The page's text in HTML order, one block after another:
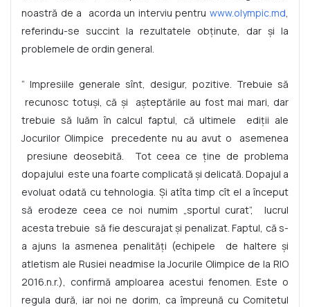
noastră de a acorda un interviu pentru www.olympic.md,
referindu-se succint la rezultatele obținute, dar și la
problemele de ordin general.
“ Impresiile generale sînt, desigur, pozitive. Trebuie să
recunosc totuși, că și așteptările au fost mai mari, dar
trebuie să luăm în calcul faptul, că ultimele ediții ale
Jocurilor Olimpice precedente nu au avut o asemenea
presiune deosebită. Tot ceea ce ține de problema
dopajului este una foarte complicată și delicată. Dopajul a
evoluat odată cu tehnologia. Și atîta timp cît el a început
să erodeze ceea ce noi numim „sportul curat”, lucrul
acesta trebuie să fie descurajat și penalizat. Faptul, că s-
a ajuns la asmenea penalități (echipele de haltere și
atletism ale Rusiei neadmise la Jocurile Olimpice de la RIO
2016.n.r.), confirmă amploarea acestui fenomen. Este o
regula dură, iar noi ne dorim, ca împreună cu Comitetul